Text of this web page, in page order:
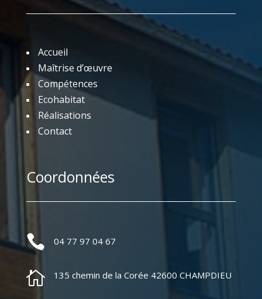
Accueil
Maîtrise d’œuvre
Compétences
Ecohabitat
Réalisations
Contact
Coordonnées
 04 77 97 04 67
 135 chemin de la Corée 42600 CHAMPDIEU